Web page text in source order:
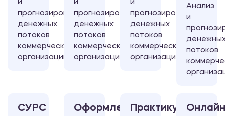
и
прогнозирование
денежных
потоков
коммерческой
организации
и
прогнозирование
денежных
потоков
коммерческой
организации
и
прогнозирование
денежных
потоков
коммерческой
организации
Анализ
и
потоков
СУРС
ОформлениеПрактикум